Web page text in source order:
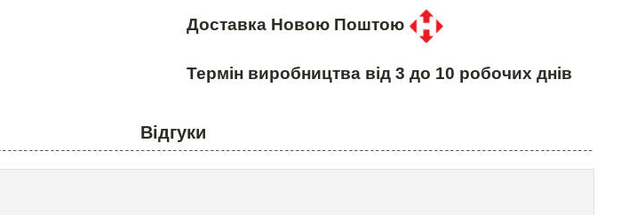
Доставка Новою Поштою
Термін виробництва від 3 до 10 робочих днів
Відгуки